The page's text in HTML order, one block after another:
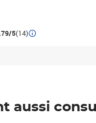
5(14)
aussi